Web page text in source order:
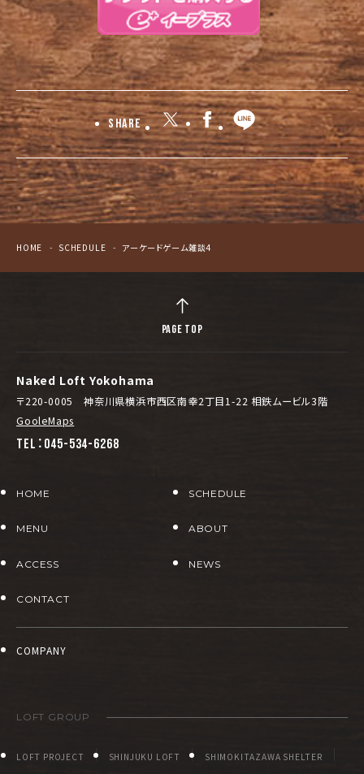
Share
HOME SCHEDULE アーケードゲーム雑談4
Naked Loft Yokohama
〒220-0005 神奈川県横浜市西区南幸2丁目1-22 相鉄ムービル3階
GooleMaps
TEL：045-534-6268
HOME SCHEDULE
MENU ABOUT
ACCESS NEWS
CONTACT
COMPANY
LOFT GROUP
LOFT PROJECT SHINJUKU LOFT SHIMOKITAZAWA SHELTER
PAGE TOP